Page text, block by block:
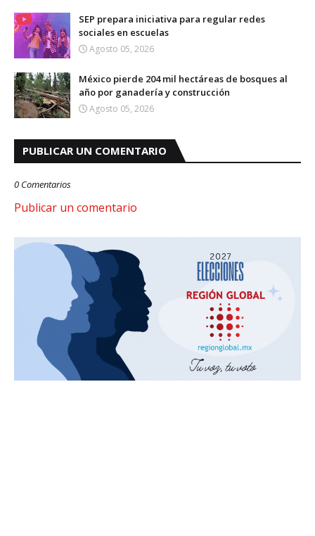
SEP prepara iniciativa para regular redes
sociales en escuelas
Agosto 05, 2026
México pierde 204 mil hectáreas de bosques al
año por ganadería y construcción
Agosto 05, 2026
PUBLICAR UN COMENTARIO
0 Comentarios
Publicar un comentario